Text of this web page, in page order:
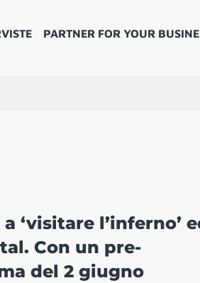
PARTNER FOR YOUR
‘visitare l’inferno’
Con un pre-
del 2 giugno